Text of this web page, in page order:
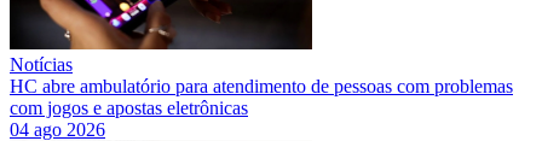
Notícias
HC abre ambulatório para atendimento de pessoas com problemas
com jogos e apostas eletrônicas
04 ago 2026